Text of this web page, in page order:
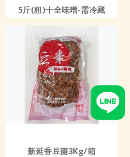
5斤(粗)十全味噌-需冷藏
新延香豆棗3Kg/箱